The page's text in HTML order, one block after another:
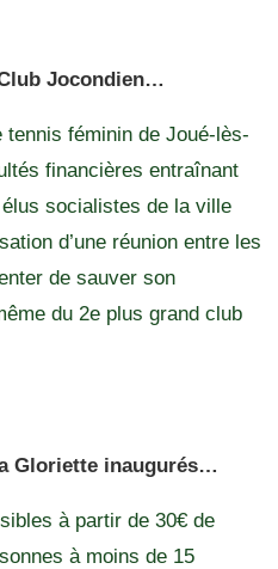
Jocondien…
tennis féminin de Joué-lès-
financières entraînant
socialistes de la ville
d’une réunion entre les
de sauver son
du 2e plus grand club
Gloriette inaugurés…
à partir de 30€ de
à moins de 15